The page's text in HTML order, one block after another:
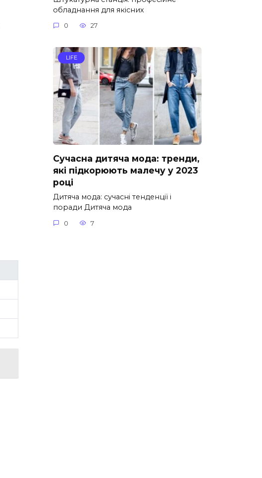
обладнання для якісних
0 27
LIFE
Сучасна дитяча мода: тренди,
які підкорюють малечу у 2023
році
Дитяча мода: сучасні тенденції і
поради Дитяча мода
0 7